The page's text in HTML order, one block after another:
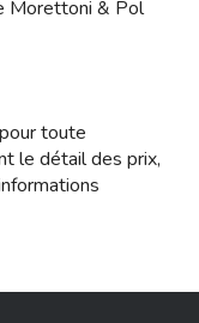
Morettoni & Pol
pour toute
le détail des prix,